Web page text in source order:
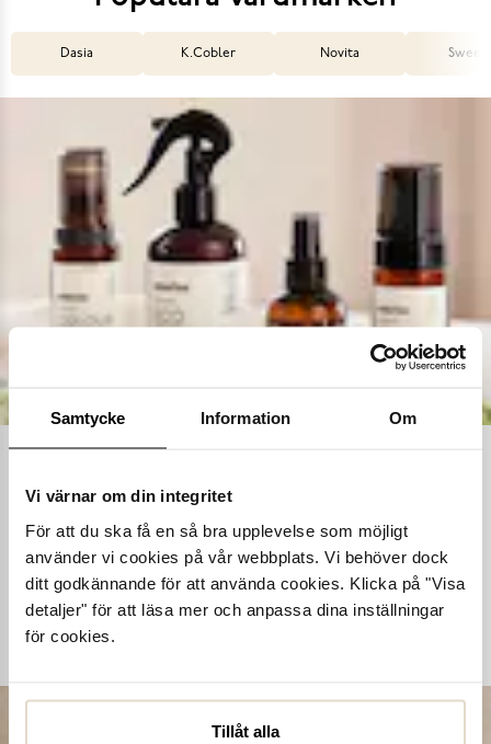
Samtycke Information Om
Vi värnar om din integritet
För att du ska få en så bra upplevelse som möjligt
använder vi cookies på vår webbplats. Vi behöver dock
ditt godkännande för att använda cookies. Klicka på "Visa
detaljer" för att läsa mer och anpassa dina inställningar
för cookies.
Tillåt alla
Dasia K.Cobler Novita
förlänga livslängden på dina skor samtidigt som de behåller
deras ursprungliga skönhet. Från rengöring och återfuktning till
skydd mot väder och slitage – vi har allt kan tänkas behöva.